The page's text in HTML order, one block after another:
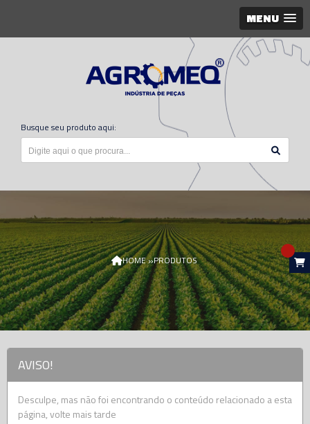
MENU
Busque seu produto aqui:
HOME»PRODUTOS
AVISO!
Desculpe, mas não foi encontrando o conteúdo relacionado a esta
página, volte mais tarde